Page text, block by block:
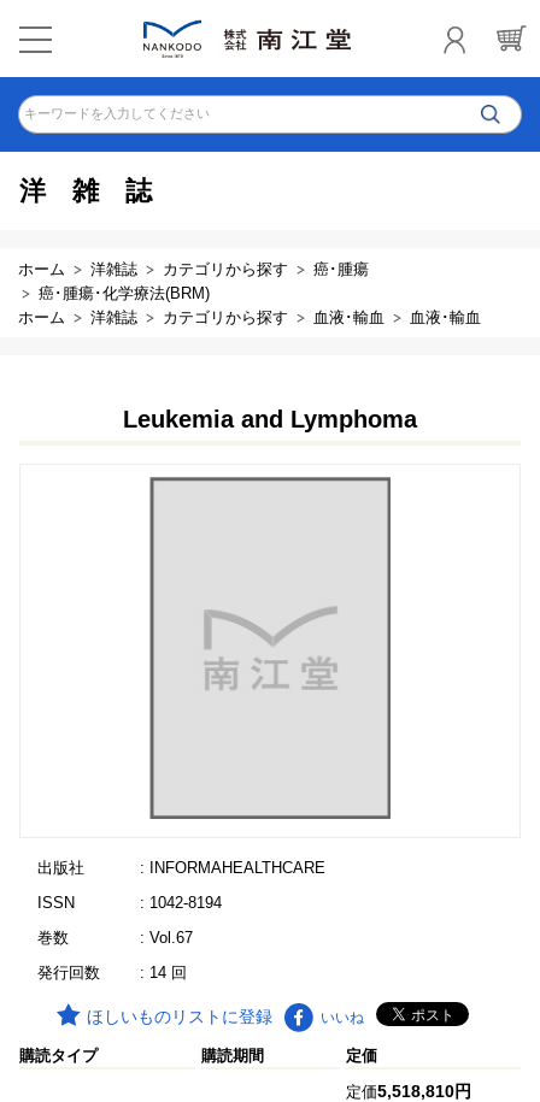
キーワードを入力してください
洋雑誌
ホーム 洋雑誌 カテゴリから探す
癌･腫瘍
癌･腫瘍･化学療法(BRM)
ホーム
洋雑誌 カテゴリから探す 血液･輸血 血液･輸血
Leukemia and Lymphoma
出版社
: INFORMAHEALTHCARE
ISSN
: 1042-8194
巻数
: Vol.67
発行回数
: 14 回
ほしいものリストに登録 いいね
購読タイプ 購読期間 定価
定価5,518,810円